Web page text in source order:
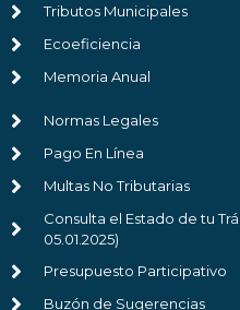
Tributos Municipales
Ecoeficiencia
Memoria Anual
Normas Legales
Pago En Línea
Multas No Tributarias
Consulta el Estado de tu
05.01.2025)
Presupuesto Participativo
Buzón de Sugerencias